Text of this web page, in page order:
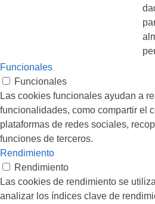
Funcionales
Funcionales
Las cookies funcionales ayudan a
funcionalidades, como compartir el
plataformas de redes sociales,
funciones de terceros.
Rendimiento
Rendimiento
Las cookies de rendimiento se
analizar los índices clave de